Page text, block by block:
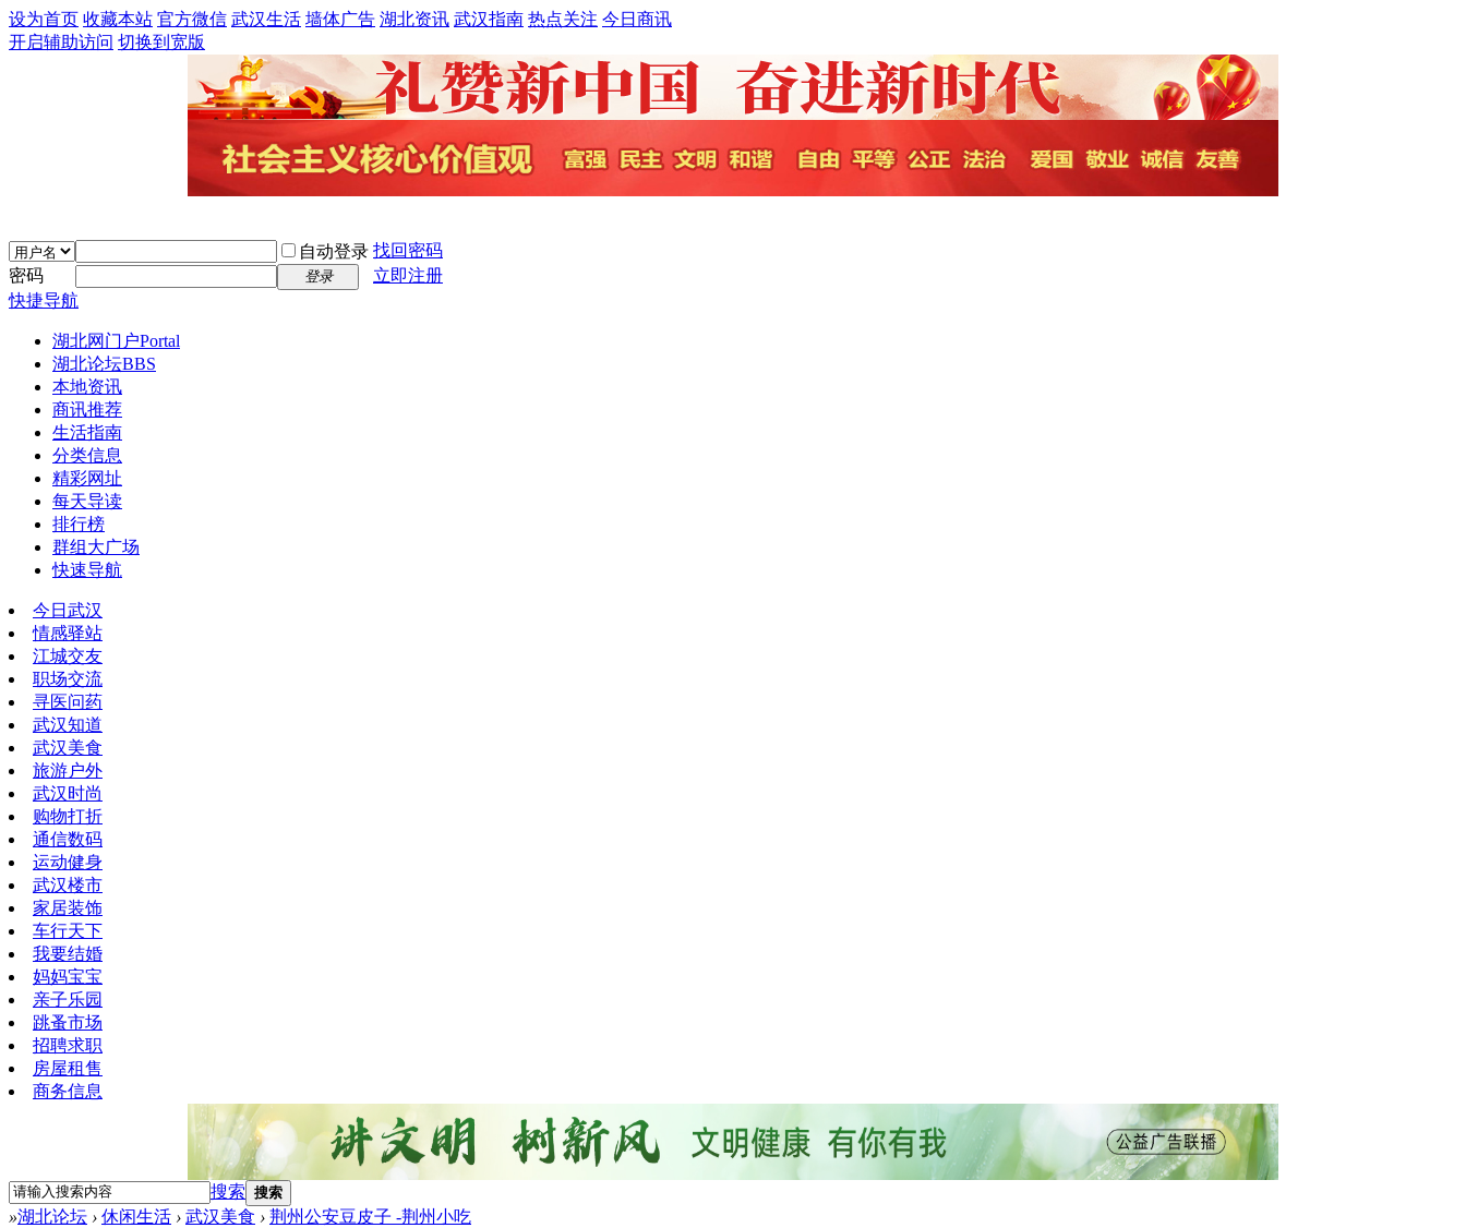
设为首页 收藏本站 官方微信 武汉生活 墙体广告 湖北资讯 武汉指南 热点关注 今日商讯
开启辅助访问 切换到宽版
自动登录 找回密码
密码
登录
立即注册
快捷导航
湖北网门户Portal
湖北论坛BBS
本地资讯
商讯推荐
生活指南
分类信息
精彩网址
每天导读
排行榜
群组大广场
快速导航
今日武汉
情感驿站
江城交友
职场交流
寻医问药
武汉知道
武汉美食
旅游户外
武汉时尚
购物打折
通信数码
运动健身
武汉楼市
家居装饰
车行天下
我要结婚
妈妈宝宝
亲子乐园
跳蚤市场
招聘求职
房屋租售
商务信息
搜索 搜索
»湖北论坛 › 休闲生活 › 武汉美食 › 荆州公安豆皮子 -荆州小吃